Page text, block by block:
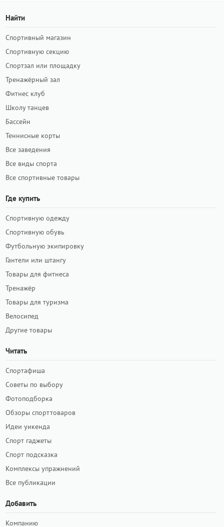
Найти
Спортивный магазин
Спортивную секцию
Спортзал или площадку
Тренажёрный зал
Фитнес клуб
Школу танцев
Бассейн
Теннисные корты
Все заведения
Все виды спорта
Все спортивные товары
Где купить
Спортивную одежду
Спортивную обувь
Футбольную экипировку
Гантели или штангу
Товары для фитнеса
Тренажёр
Товары для туризма
Велосипед
Другие товары
Читать
Спортафиша
Советы по выбору
Фотоподборка
Обзоры спорттоваров
Идеи уикенда
Спорт гаджеты
Спорт подсказка
Комплексы упражнений
Все публикации
Добавить
Компанию